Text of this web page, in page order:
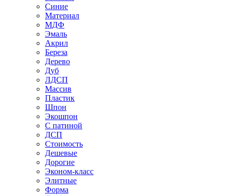
Синие
Материал
МДФ
Эмаль
Акрил
Береза
Дерево
Дуб
ЛДСП
Массив
Пластик
Шпон
Экошпон
С патиной
ДСП
Стоимость
Дешевые
Дорогие
Эконом-класс
Элитные
Форма